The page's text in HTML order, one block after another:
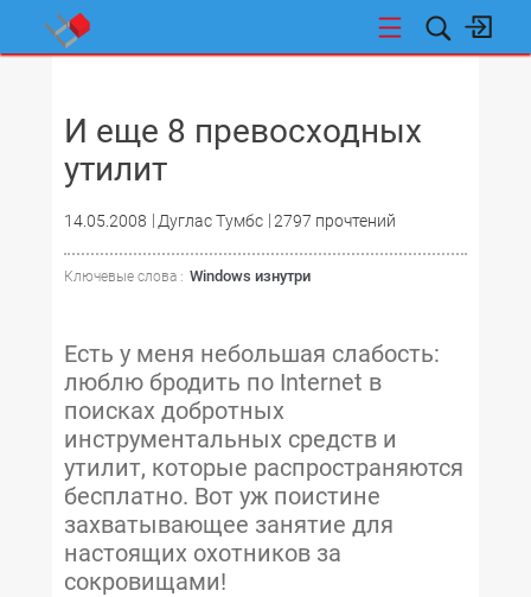
И еще 8 превосходных
утилит
14.05.2008 Дуглас Тумбс 2797 прочтений
Ключевые слова : Windows изнутри
Есть у меня небольшая слабость:
люблю бродить по Internet в
поисках добротных
инструментальных средств и
утилит, которые распространяются
бесплатно. Вот уж поистине
захватывающее занятие для
настоящих охотников за
сокровищами!